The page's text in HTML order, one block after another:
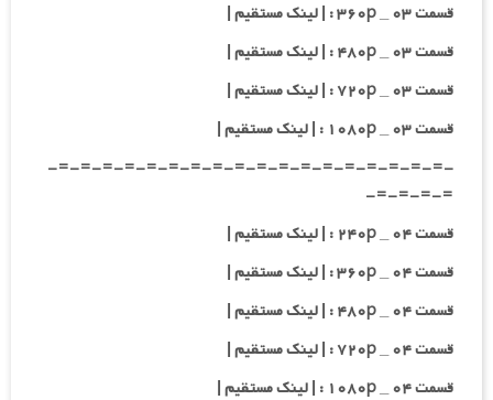
قسمت ۰۳ _ ۳۶۰p : | لینک مستقیم |
قسمت ۰۳ _ ۴۸۰p : | لینک مستقیم |
قسمت ۰۳ _ ۷۲۰p : | لینک مستقیم |
قسمت ۰۳ _ ۱۰۸۰p : | لینک مستقیم |
-=-=-=-=-=-=-=-=-=-=-=-=-=-=-=-=-=-=-
=-=-=-=-
قسمت ۰۴ _ ۲۴۰p : | لینک مستقیم |
قسمت ۰۴ _ ۳۶۰p : | لینک مستقیم |
قسمت ۰۴ _ ۴۸۰p : | لینک مستقیم |
قسمت ۰۴ _ ۷۲۰p : | لینک مستقیم |
قسمت ۰۴ _ ۱۰۸۰p : | لینک مستقیم |